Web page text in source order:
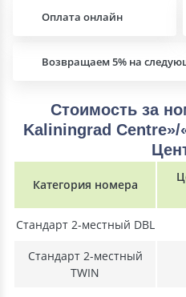
Возвращаем 5% на
Оплата онлайн
Стоимость за
Kaliningrad
Категория номера
Стандарт 2-местный DBL
Стандарт 2-местный
TWIN